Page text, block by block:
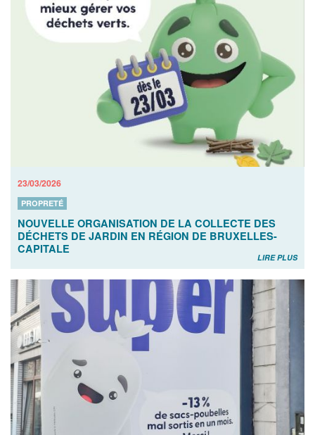
23/03/2026
PROPRETÉ
NOUVELLE ORGANISATION DE LA COLLECTE DES
DÉCHETS DE JARDIN EN RÉGION DE BRUXELLES-
CAPITALE
LIRE PLUS